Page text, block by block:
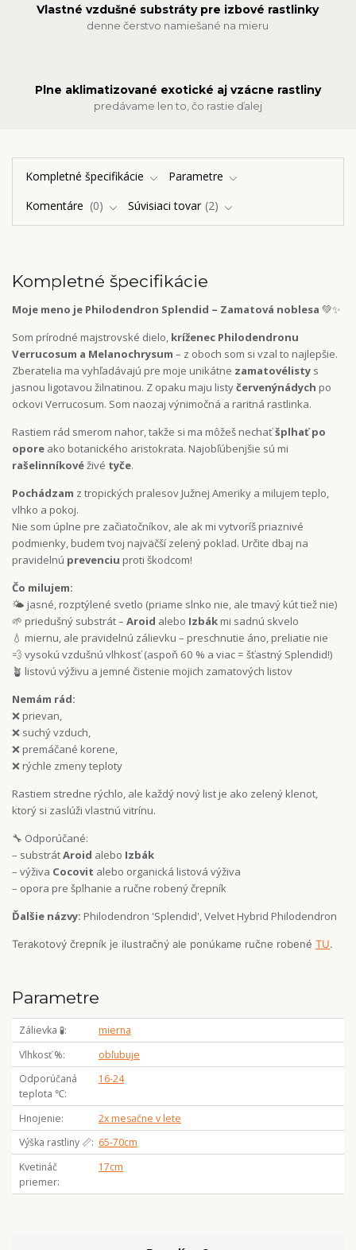
Vlastné vzdušné substráty pre izbové rastlinky
denne čerstvo namiešané na mieru
Plne aklimatizované exotické aj vzácne rastliny
predávame len to, čo rastie ďalej
Kompletné špecifikácie
Parametre
Komentáre
0 Súvisiaci tovar 2
Kompletné špecifikácie
Moje meno je Philodendron Splendid – Zamatová noblesa 💚✨
Som prírodné majstrovské dielo, kríženec Philodendronu
Verrucosum a Melanochrysum – z oboch som si vzal to najlepšie.
Zberatelia ma vyhľadávajú pre moje unikátne zamatovélisty s
jasnou ligotavou žilnatinou. Z opaku maju listyčervenýnádych po
ockovi Verrucosum. Som naozaj výnimočná a raritná rastlinka.
Rastiem rád smerom nahor, takže si ma môžeš nechaťšplhať po
opore ako botanického aristokrata. Najobľúbenjšie sú mi
rašelinníkovéživé tyče.
Pochádzam z tropických pralesov Južnej Ameriky a milujem teplo,
vlhko a pokoj.
Nie som úplne pre začiatočníkov, ale ak mi vytvoríš priaznivé
podmienky, budem tvoj najväčší zelený poklad. Určite dbaj na
pravidelnú prevenciu proti škodcom!
Čo milujem:
🌤️ jasné, rozptýlené svetlo (priame slnko nie, ale tmavý kút tiež nie)
🌱 priedušný substrát – Aroid alebo Izbák mi sadnú skvelo
💧 miernu, ale pravidelnú zálievku – preschnutie áno, preliatie nie
💨 vysokú vzdušnú vlhkosť (aspoň 60 % a viac = šťastný Splendid!)
🪴 listovú výživu a jemné čistenie mojich zamatových listov
Nemám rád:
❌ prievan,
❌ suchý vzduch,
❌ premáčané korene,
❌ rýchle zmeny teploty
Rastiem stredne rýchlo, ale každý nový list je ako zelený klenot,
ktorý si zaslúži vlastnú vitrínu.
🔧 Odporúčané:
– substrátAroid alebo Izbák
– výživa Cocovit alebo organická listová výživa
– opora pre šplhanie a ručne robený črepník
Ďalšie názvy: Philodendron 'Splendid', Velvet Hybrid Philodendron
Terakotový črepník je ilustračný ale ponúkame ručne robené TU.
Parametre
Zálievka 🧪
mierna
Vlhkosť %
obľubuje
Odporúčaná
teplota ℃
16-24
Hnojenie
2x mesačne v lete
Výška rastliny 📏
65-70cm
Kvetináč
priemer
17cm